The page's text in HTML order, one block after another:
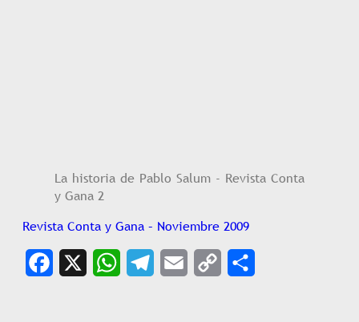
La historia de Pablo Salum - Revista Conta
y Gana 2
Revista Conta y Gana – Noviembre 2009